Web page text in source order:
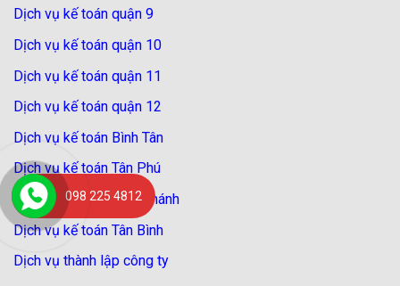
Dịch vụ kế toán quận 9
Dịch vụ kế toán quận 10
Dịch vụ kế toán quận 11
Dịch vụ kế toán quận 12
Dịch vụ kế toán Bình Tân
Dịch vụ kế toán Tân Phú
Dịch vụ kế toán Bình Chánh
Dịch vụ kế toán Tân Bình
Dịch vụ thành lập công ty
098 225 4812